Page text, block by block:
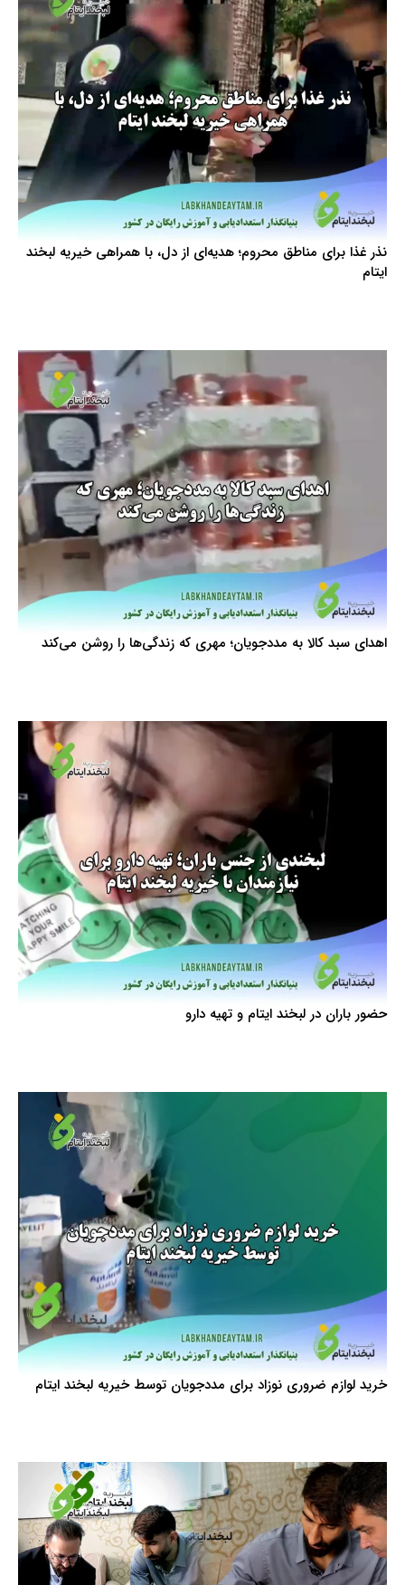
نذر غذا برای مناطق محروم؛ هدیه‌ای از دل، با همراهی خیریه لبخند
ایتام
اهدای سبد کالا به مددجویان؛ مهری که زندگی‌ها را روشن می‌کند
حضور باران در لبخند ایتام و تهیه دارو
خرید لوازم ضروری نوزاد برای مددجویان توسط خیریه لبخند ایتام